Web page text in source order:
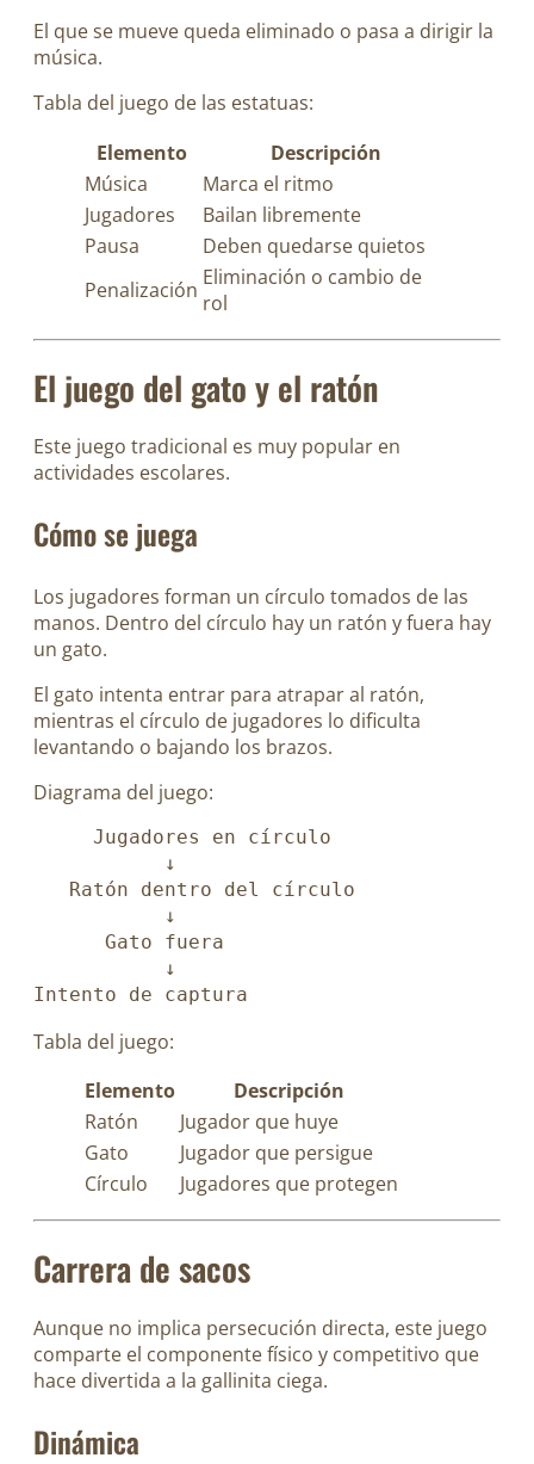
El que se mueve queda eliminado o pasa a dirigir la
música.
Tabla del juego de las estatuas:
Elemento
Descripción
Música
Marca el ritmo
Jugadores
Bailan libremente
Pausa
Deben quedarse quietos
Penalización Eliminación o cambio de
rol
El juego del gato y el ratón
Este juego tradicional es muy popular en
actividades escolares.
Cómo se juega
Los jugadores forman un círculo tomados de las
manos. Dentro del círculo hay un ratón y fuera hay
un gato.
El gato intenta entrar para atrapar al ratón,
mientras el círculo de jugadores lo dificulta
levantando o bajando los brazos.
Diagrama del juego:
     Jugadores en círculo
           ↓
   Ratón dentro del círculo
           ↓
      Gato fuera
           ↓
Intento de captura
Tabla del juego:
Elemento
Descripción
Ratón
Jugador que huye
Gato
Jugador que persigue
Círculo
Jugadores que protegen
Carrera de sacos
Aunque no implica persecución directa, este juego
comparte el componente físico y competitivo que
hace divertida a la gallinita ciega.
Dinámica